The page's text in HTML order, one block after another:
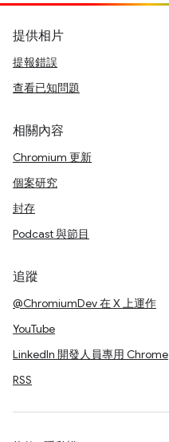
提供相片
提報錯誤
查看已知問題
相關內容
Chromium 更新
個案研究
封存
Podcast 與節目
追蹤
@ChromiumDev 在 X 上運作
YouTube
LinkedIn 開發人員專用 Chrome
RSS